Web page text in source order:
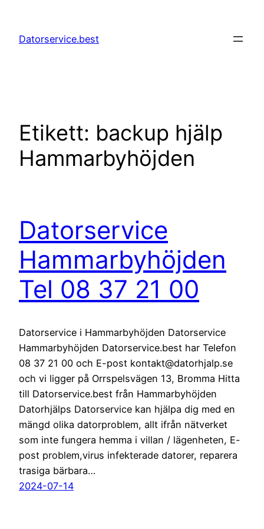
innehåll
Datorservice.best
Etikett: backup hjälp
Hammarbyhöjden
Datorservice
Hammarbyhöjden
Tel 08 37 21 00
Datorservice i Hammarbyhöjden Datorservice
Hammarbyhöjden Datorservice.best har Telefon
08 37 21 00 och E-post kontakt@datorhjalp.se
och vi ligger på Orrspelsvägen 13, Bromma Hitta
till Datorservice.best från Hammarbyhöjden
Datorhjälps Datorservice kan hjälpa dig med en
mängd olika datorproblem, allt ifrån nätverket
som inte fungera hemma i villan / lägenheten, E-
post problem,virus infekterade datorer, reparera
trasiga bärbara…
2024-07-14